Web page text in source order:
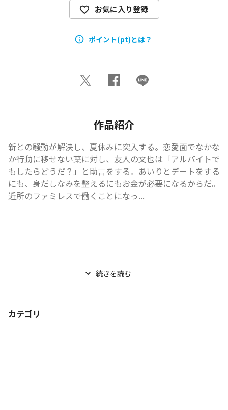
お気に入り登録
ポイント(pt)とは？
作品紹介
新との騒動が解決し、夏休みに突入する。恋愛面でなかな
か行動に移せない葉に対し、友人の文也は「アルバイトで
もしたらどうだ？」と助言をする。あいりとデートをする
にも、身だしなみを整えるにもお金が必要になるからだ。
近所のファミレスで働くことになっ...
続きを読む
カテゴリ